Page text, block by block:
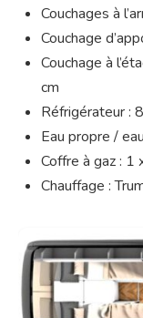
Couchages à
Couchage
Couchage à
cm
Réfrigérateur :
Eau propre /
Coffre à gaz : 1
Chauffage :